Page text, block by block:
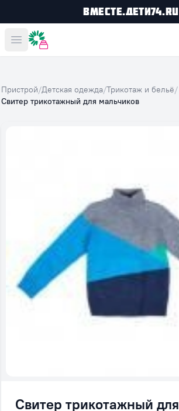
Вместе.Дети74.ru
Вместе дешевле
Пристрой/Детская одежда/Трикотаж и бельё/
Свитер трикотажный для мальчиков
Свитер трикотажный для